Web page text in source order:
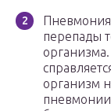
Пневмония
перепады
организм
пневмонии